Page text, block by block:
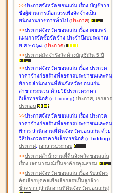
>>ประกาศจังหวัดขอนแก่น เรื่อง บัญชีราย
ชื่อผู้ผ่านการเลือกสรรเพื่อจัดจ้างเป็น
พนักงานราชการทั่วไป (ประกาศ)
>>ประกาศจังหวัดขอนแก่น เรื่อง เผยแพร่
แผนการจัดซื้อจัดจ้าง ประจำปีงบประมาณ
พ.ศ.๒๕๖๘ (ประกาศ)
>>ประกาศมัดจำรังวัดค้างบัญชีเกิน 5 ปี
>>ประกาศจังหวัดขอนแก่น เรื่อง ประกวด
ราคาจ้างก่อสร้างที่จอดรถประชาชนและคน
พิการ สำนักงานที่ดินจังหวัดขอนแก่น
สาขากระนวน ด้วยวิธีประกวดราคา
อิเล็กทรอนิกส์ (e-bidding) ประกาศ, เอกสาร
ประกอบ
>>ประกาศจังหวัดขอนแก่น เรื่อง ประกวด
ราคาจ้างก่อสร้างที่จอดรถประชาชนและคน
พิการ สำนักงานที่ดินจังหวัดขอนแก่น ด้วย
วิธีประกวดราคาอิเล็กทรอนิกส์ (e-bidding)
ประกาศ, เอกสารประกอบ
>>ประกาศสำนักงานที่ดินจังหวัดขอนแก่น
เรื่อง เจตนารมณ์เป็นองค์กรคุณธรรม
>>ประกาศจังหวัดขอนแก่น เรื่อง รับสมัคร
คัดเลือกบุคคลเพื่อเลือกสรรเป็นลูกจ้าง
ชั่วคราว (สำนักงานที่ดินจังหวัดขอนแก่น)